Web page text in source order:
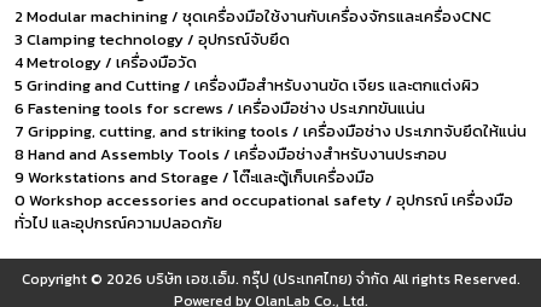
2 Modular machining / ชุดเครื่องมือใช้งานกับเครื่องจักรและเครื่องCNC
3 Clamping technology / อุปกรณ์จับยึด
4 Metrology / เครื่องมือวัด
5 Grinding and Cutting / เครื่องมือสำหรับงานขัด เจียร และตกแต่งผิว
6 Fastening tools for screws / เครื่องมือช่าง ประเภทขันแน่น
7 Gripping, cutting, and striking tools / เครื่องมือช่าง ประเภทจับยึดให้แน่น
8 Hand and Assembly Tools / เครื่องมือช่างสำหรับงานประกอบ
9 Workstations and Storage / โต๊ะและตู้เก็บเครื่องมือ
0 Workshop accessories and occupational safety / อุปกรณ์ เครื่องมือ
ทั่วไป และอุปกรณ์ความปลอดภัย
Copyright © 2026 บริษัท เอช.เอ็ม. กรุ๊ป (ประเทศไทย) จำกัด All rights Reserved.
Powered byOlanLab Co., Ltd.